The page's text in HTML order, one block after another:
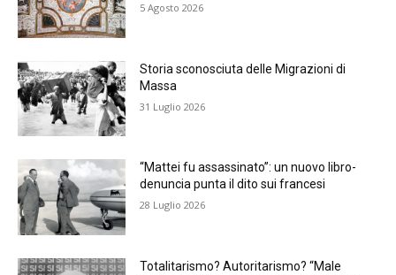
5 Agosto 2026
Storia sconosciuta delle Migrazioni di
Massa
31 Luglio 2026
“Mattei fu assassinato”: un nuovo libro-
denuncia punta il dito sui francesi
28 Luglio 2026
Totalitarismo? Autoritarismo? “Male